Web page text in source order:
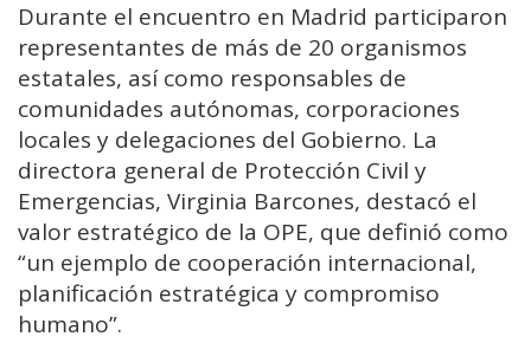
Durante el encuentro en Madrid participaron
representantes de más de 20 organismos
estatales, así como responsables de
comunidades autónomas, corporaciones
locales y delegaciones del Gobierno. La
directora general de Protección Civil y
Emergencias, Virginia Barcones, destacó el
valor estratégico de la OPE, que definió como
“un ejemplo de cooperación internacional,
planificación estratégica y compromiso
humano”.